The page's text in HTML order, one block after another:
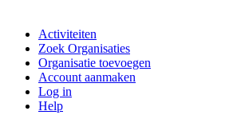
Activiteiten
Zoek Organisaties
Organisatie toevoegen
Account aanmaken
Log in
Help